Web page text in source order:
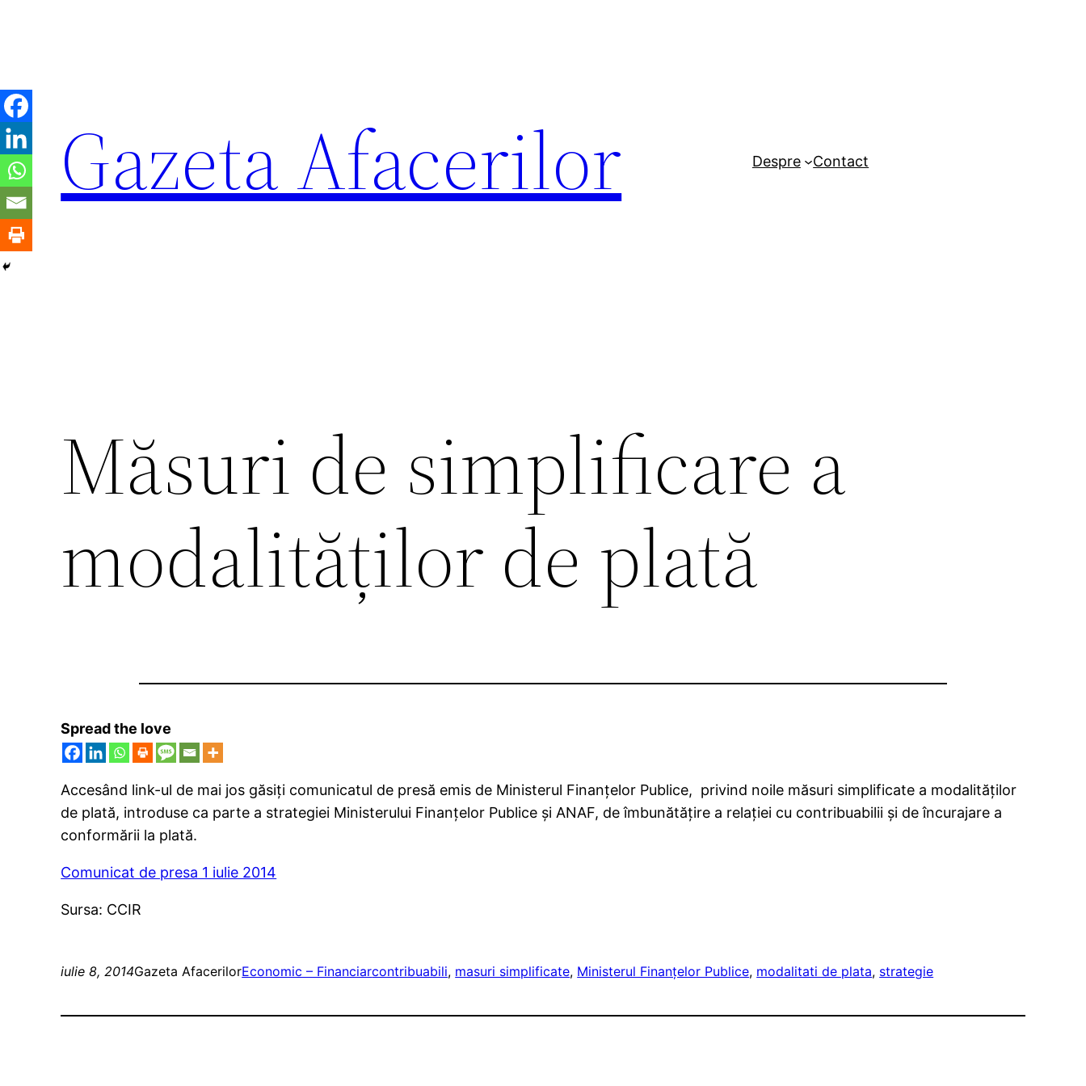
Gazeta Afacerilor Despre Contact
Măsuri de simplificare a
modalităților de plată
Spread the love
Accesând link-ul de mai jos găsiți comunicatul de presă emis de Ministerul Finanțelor Publice, privind noile măsuri simplificate a modalităților
de plată, introduse ca parte a strategiei Ministerului Finanțelor Publice și ANAF, de îmbunătățire a relației cu contribuabilii și de încurajare a
conformării la plată.
Comunicat de presa 1 iulie 2014
Sursa: CCIR
iulie 8, 2014Gazeta AfacerilorEconomic – Financiarcontribuabili, masuri simplificate, Ministerul Finanţelor Publice, modalitati de plata, strategie